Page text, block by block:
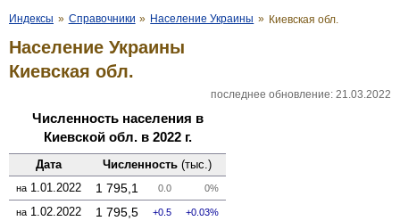
Индексы » Справочники » Население Украины » Киевская обл.
Население Украины
Киевская обл.
последнее обновление: 21.03.2022
Численность населения в
Киевской обл. в 2022 г.
Дата Численность (тыс.)
на 1.01.2022 1 795,1 0.0 0%
на 1.02.2022 1 795,5 0.5 0.03%